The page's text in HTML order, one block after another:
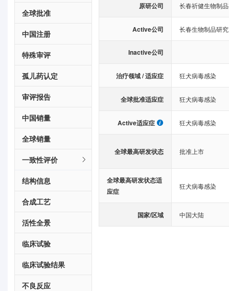
全球批准
中国注册
特殊审评
孤儿药认定
审评报告
中国销量
全球销量
一致性评价
结构信息
合成工艺
活性全景
临床试验
临床试验结果
不良反应
原研公司 长春祈健生物制
Active公司 长春生物制品研
Inactive公司
治疗领域 / 适应症 狂犬病毒感染
全球批准适应症 狂犬病毒感染
Active适应症 狂犬病毒感染
全球最高研发状态 批准上市
全球最高研发状态适
应症
狂犬病毒感染
国家/区域 中国大陆